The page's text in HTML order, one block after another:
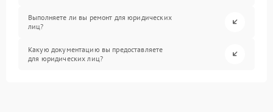
Выполняете ли вы ремонт для юридических
лиц?
Какую документацию вы предоставляете
для юридических лиц?